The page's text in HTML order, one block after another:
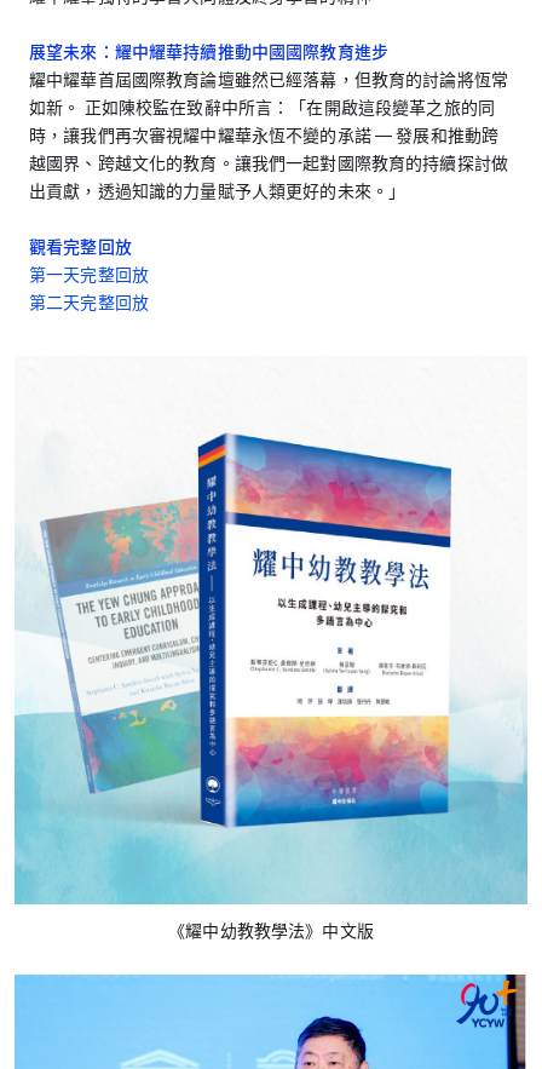
展望未來：耀中耀華持續推動中國國際教育進步
耀中耀華首屆國際教育論壇雖然已經落幕，但教育的討論將恆常
如新。 正如陳校監在致辭中所言：「在開啟這段變革之旅的同
時，讓我們再次審視耀中耀華永恆不變的承諾 — 發展和推動跨
越國界、跨越文化的教育。讓我們一起對國際教育的持續探討做
出貢獻，透過知識的力量賦予人類更好的未來。」
觀看完整回放
第一天完整回放
第二天完整回放
《耀中幼教教學法》中文版